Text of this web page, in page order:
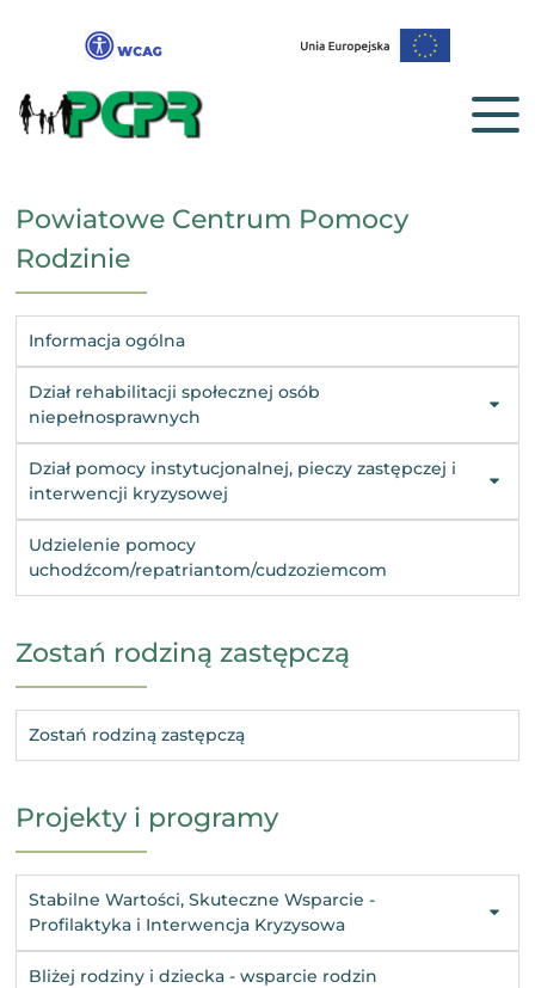
Powiatowe Centrum Pomocy
Rodzinie
Informacja ogólna
Dział rehabilitacji społecznej osób
niepełnosprawnych
Dział pomocy instytucjonalnej, pieczy zastępczej i
interwencji kryzysowej
Udzielenie pomocy
uchodźcom/repatriantom/cudzoziemcom
Zostań rodziną zastępczą
Zostań rodziną zastępczą
Projekty i programy
Stabilne Wartości, Skuteczne Wsparcie -
Profilaktyka i Interwencja Kryzysowa
Bliżej rodziny i dziecka - wsparcie rodzin